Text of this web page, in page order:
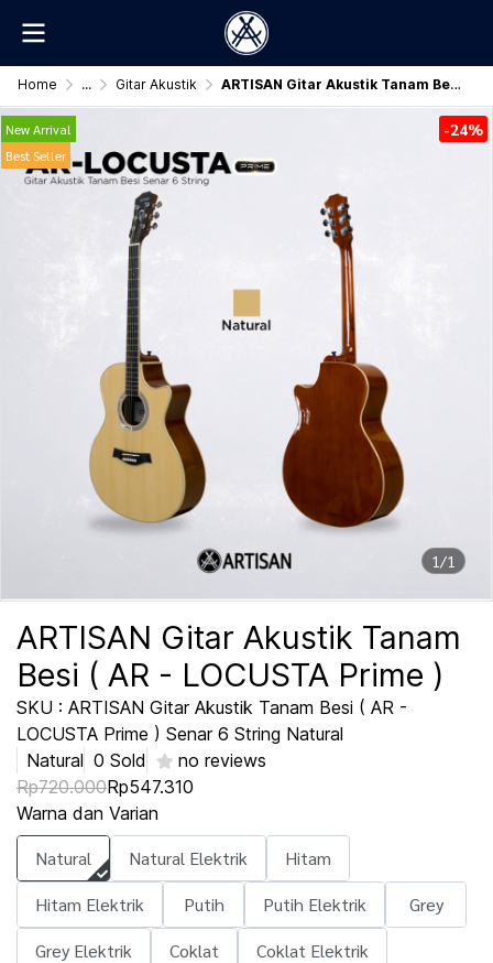
Home ... Gitar Akustik ARTISAN Gitar Akustik Tanam Besi ( AR - LOCUSTA Prime )
1/1
New Arrival
Best Seller
-24%
ARTISAN Gitar Akustik Tanam
Besi ( AR - LOCUSTA Prime )
SKU : ARTISAN Gitar Akustik Tanam Besi ( AR -
LOCUSTA Prime ) Senar 6 String Natural
Natural 0 Sold
no reviews
Rp720.000Rp547.310
Warna dan Varian
Natural Natural Elektrik
Hitam
Hitam Elektrik
Putih Putih Elektrik
Grey
Grey Elektrik
Coklat Coklat Elektrik